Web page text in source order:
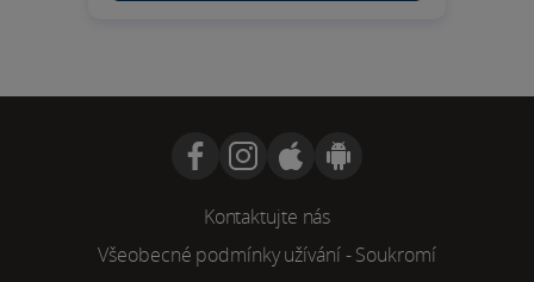
Kontaktujte nás
Všeobecné podmínky užívání-Soukromí